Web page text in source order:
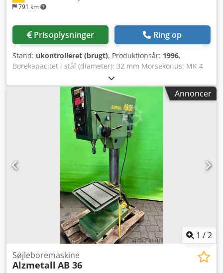
791 km
Prisoplysninger Ring op
Stand: ukontrolleret (brugt), Produktionsår: 1996,
Borekapacitet i stål (diameter): 32 mm Morsekonus: MK 4
Grundplade: 1700 x 700 mm Fremføring: 4 m/min Dcjdpfx
Acozb Raio Dek Maskinvægt ca. 1,5 t Pladsbehov ca. 1800 x
Annoncer
1 /2
Søjleboremaskine
Alzmetall AB 36